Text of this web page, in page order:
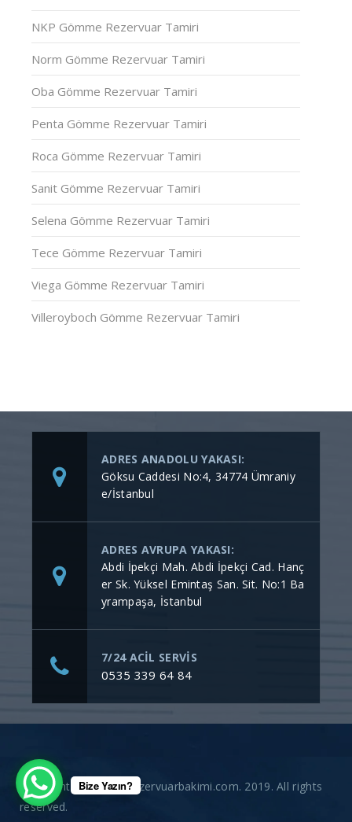
NKP Gömme Rezervuar Tamiri
Norm Gömme Rezervuar Tamiri
Oba Gömme Rezervuar Tamiri
Penta Gömme Rezervuar Tamiri
Roca Gömme Rezervuar Tamiri
Sanit Gömme Rezervuar Tamiri
Selena Gömme Rezervuar Tamiri
Tece Gömme Rezervuar Tamiri
Viega Gömme Rezervuar Tamiri
Villeroyboch Gömme Rezervuar Tamiri
ADRES ANADOLU YAKASI:
Göksu Caddesi No:4, 34774 Ümraniy
e/İstanbul
ADRES AVRUPA YAKASI:
Abdi İpekçi Mah. Abdi İpekçi Cad. Hanç
er Sk. Yüksel Emintaş San. Sit. No:1 Ba
yrampaşa, İstanbul
7/24 ACİL SERVİS
0535 339 64 84
Copyright © gommerezervuarbakimi.com. 2019. All rights
reserved.
Bize Yazın?